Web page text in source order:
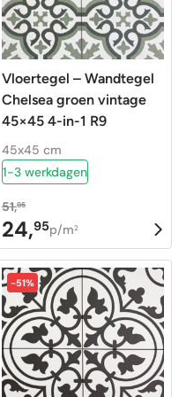
Vloertegel – Wandtegel
Chelsea groen vintage
45×45 4-in-1 R9
45x45 cm
1-3 werkdagen
51,95
Oorspronkelijke
prijs
was:
51,95.
24,95
Huidige
prijs
is:
24,95.
p/m2
-51%